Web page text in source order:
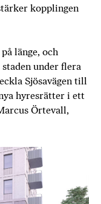
kopplingen
länge, och
under flera
Sjösavägen till
hyresrätter i ett
Örtevall,